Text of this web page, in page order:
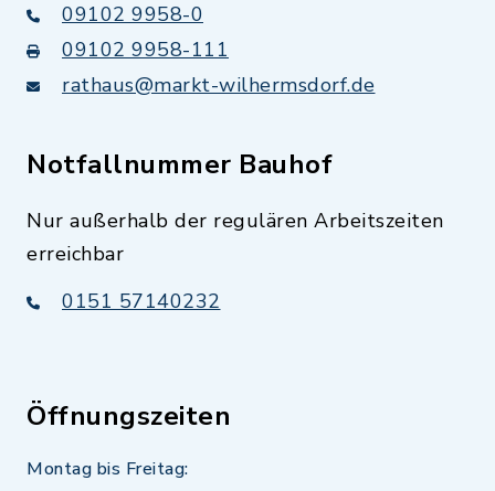
09102 9958-0
09102 9958-111
rathaus@markt-wilhermsdorf.de
Notfallnummer Bauhof
Nur außerhalb der regulären Arbeitszeiten
erreichbar
0151 57140232
Öffnungszeiten
Montag bis Freitag: